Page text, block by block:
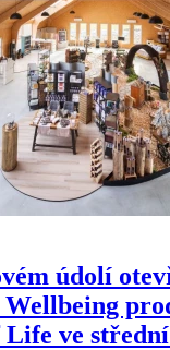
údolí
Life ve